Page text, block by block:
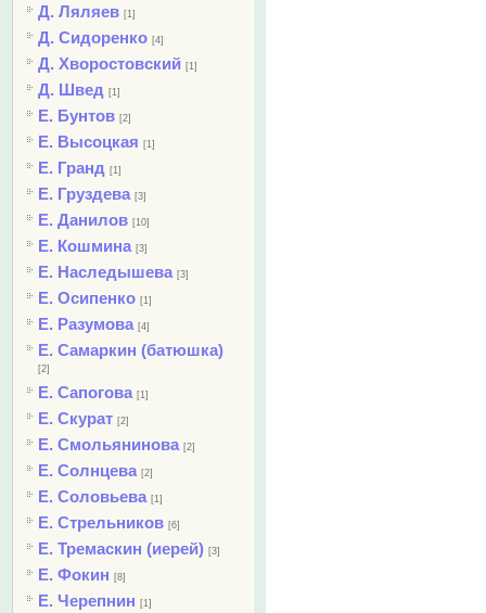
Д. Ляляев [1]
Д. Сидоренко [4]
Д. Хворостовский [1]
Д. Швед [1]
Е. Бунтов [2]
Е. Высоцкая [1]
Е. Гранд [1]
Е. Груздева [3]
Е. Данилов [10]
Е. Кошмина [3]
Е. Наследышева [3]
Е. Осипенко [1]
Е. Разумова [4]
Е. Самаркин (батюшка)
[2]
Е. Сапогова [1]
Е. Скурат [2]
Е. Смольянинова [2]
Е. Солнцева [2]
Е. Соловьева [1]
Е. Стрельников [6]
Е. Тремаскин (иерей) [3]
Е. Фокин [8]
Е. Черепнин [1]